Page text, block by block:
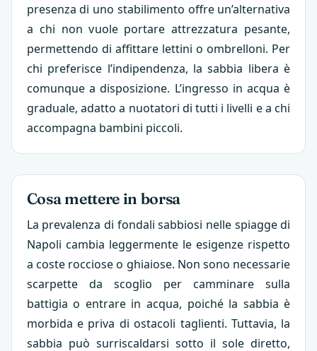
presenza di uno stabilimento offre un’alternativa
a chi non vuole portare attrezzatura pesante,
permettendo di affittare lettini o ombrelloni. Per
chi preferisce l’indipendenza, la sabbia libera è
comunque a disposizione. L’ingresso in acqua è
graduale, adatto a nuotatori di tutti i livelli e a chi
accompagna bambini piccoli.
Cosa mettere in borsa
La prevalenza di fondali sabbiosi nelle spiagge di
Napoli cambia leggermente le esigenze rispetto
a coste rocciose o ghiaiose. Non sono necessarie
scarpette da scoglio per camminare sulla
battigia o entrare in acqua, poiché la sabbia è
morbida e priva di ostacoli taglienti. Tuttavia, la
sabbia può surriscaldarsi sotto il sole diretto,